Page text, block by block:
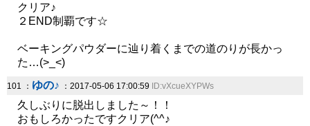
クリア♪
２END制覇です☆
ベーキングパウダーに辿り着くまでの道のりが長かっ
た…(>_<)
101 ： ゆの♪ ：2017-05-06 17:00:59 ID:vXcueXYPWs
久しぶりに脱出しました～！！
おもしろかったですクリア(^^♪